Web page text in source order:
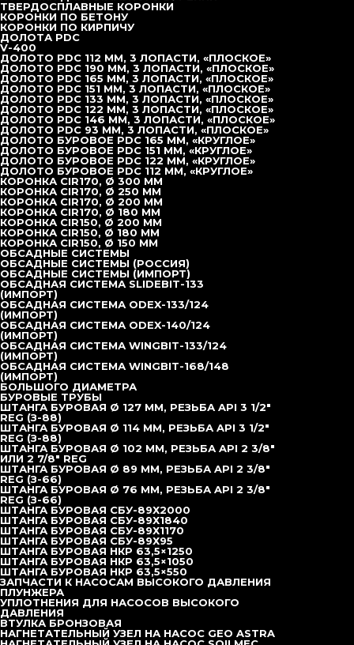
ТВЕРДОСПЛАВНЫЕ КОРОНКИ
КОРОНКИ ПО БЕТОНУ
КОРОНКИ ПО КИРПИЧУ
ДОЛОТА PDC
V-400
ДОЛОТО PDC 112 ММ, 3 ЛОПАСТИ, «ПЛОСКОЕ»
ДОЛОТО PDC 190 ММ, 3 ЛОПАСТИ, «ПЛОСКОЕ»
ДОЛОТО PDC 165 ММ, 3 ЛОПАСТИ, «ПЛОСКОЕ»
ДОЛОТО PDC 151 ММ, 3 ЛОПАСТИ, «ПЛОСКОЕ»
ДОЛОТО PDC 133 ММ, 3 ЛОПАСТИ, «ПЛОСКОЕ»
ДОЛОТО PDC 122 ММ, 3 ЛОПАСТИ, «ПЛОСКОЕ»
ДОЛОТО PDC 146 ММ, 3 ЛОПАСТИ, «ПЛОСКОЕ»
ДОЛОТО PDC 93 ММ, 3 ЛОПАСТИ, «ПЛОСКОЕ»
ДОЛОТО БУРОВОЕ PDC 165 ММ, «КРУГЛОЕ»
ДОЛОТО БУРОВОЕ PDC 151 ММ, «КРУГЛОЕ»
ДОЛОТО БУРОВОЕ PDC 122 ММ, «КРУГЛОЕ»
ДОЛОТО БУРОВОЕ PDC 112 ММ, «КРУГЛОЕ»
КОРОНКА CIR170, Ø 300 ММ
КОРОНКА CIR170, Ø 250 ММ
КОРОНКА CIR170, Ø 200 ММ
КОРОНКА CIR170, Ø 180 ММ
КОРОНКА CIR150, Ø 200 ММ
КОРОНКА CIR150, Ø 180 ММ
КОРОНКА CIR150, Ø 150 ММ
ОБСАДНЫЕ СИСТЕМЫ
ОБСАДНЫЕ СИСТЕМЫ (РОССИЯ)
ОБСАДНЫЕ СИСТЕМЫ (ИМПОРТ)
ОБСАДНАЯ СИСТЕМА SLIDEBIT-133
(ИМПОРТ)
ОБСАДНАЯ СИСТЕМА ODEX-133/124
(ИМПОРТ)
ОБСАДНАЯ СИСТЕМА ODEX-140/124
(ИМПОРТ)
ОБСАДНАЯ СИСТЕМА WINGBIT-133/124
(ИМПОРТ)
ОБСАДНАЯ СИСТЕМА WINGBIT-168/148
(ИМПОРТ)
БОЛЬШОГО ДИАМЕТРА
БУРОВЫЕ ТРУБЫ
ШТАНГА БУРОВАЯ Ø 127 ММ, РЕЗЬБА API 3 1/2″
REG (З-88)
ШТАНГА БУРОВАЯ Ø 114 ММ, РЕЗЬБА API 3 1/2″
REG (З-88)
ШТАНГА БУРОВАЯ Ø 102 ММ, РЕЗЬБА API 2 3/8″
ИЛИ 2 7/8″ REG
ШТАНГА БУРОВАЯ Ø 89 ММ, РЕЗЬБА API 2 3/8″
REG (З-66)
ШТАНГА БУРОВАЯ Ø 76 ММ, РЕЗЬБА API 2 3/8″
REG (З-66)
ШТАНГА БУРОВАЯ СБУ-89Х2000
ШТАНГА БУРОВАЯ СБУ-89Х1840
ШТАНГА БУРОВАЯ СБУ-89Х1170
ШТАНГА БУРОВАЯ СБУ-89Х95
ШТАНГА БУРОВАЯ НКР 63,5×1250
ШТАНГА БУРОВАЯ НКР 63,5×1050
ШТАНГА БУРОВАЯ НКР 63,5×550
ЗАПЧАСТИ К НАСОСАМ ВЫСОКОГО ДАВЛЕНИЯ
ПЛУНЖЕРА
УПЛОТНЕНИЯ ДЛЯ НАСОСОВ ВЫСОКОГО
ДАВЛЕНИЯ
ВТУЛКА БРОНЗОВАЯ
НАГНЕТАТЕЛЬНЫЙ УЗЕЛ НА НАСОС GEO ASTRA
Пневмоударник П-160-5,5 Ш (шлиц) МХ
Пневмоударники высокого давления
Пневмоударник ACE120 (Корея)
Пневмоударник TH10
Пневмоударник TH12
Пневмоударник TH14
Пневмоударник TH18
Пневмоударник DHD 3.5
Пневмоударник DHD 340
Пневмоударник DHD 350
Пневмоударник DHD 360 / QL-60
Пневмоударник DHD 380 / QL-80
Кластерные пневмоударники
Кластерный пневмоударник CD-1000 с корзиной для
сбора шлама
Кластерный пневмоударник CD-1350 с корзиной для
сбора шлама
Пневмоударники среднего давления
Пневмоударник CIR-90
Пневмоударник CIR-110
Пневмоударник CIR-130
Пневмоударник CIR-150
Пневмоударник CIR-170
Пневмоударник CIR-200
Пневмоударник CIR-50
Пневмоударник CIR-65
Пневмоударник CIR-76
Пневмоударник CIR90 Medium
Пневмоударник CIR110 Medium
Долота PDC
Кластерный пневмоударник CD-1000 с корзиной для
сбора шлама
Кластерный пневмоударник CD-1350 с корзиной для
сбора шлама
Коронка DHD110, Ø 300 мм
Коронка DHD110, Ø 381 мм
Коронка DHD110, Ø 400 мм
Коронка DHD112, Ø 350 мм
Коронка DHD112, Ø 400 мм
Коронка DHD112, Ø 450 мм
Коронка DHD112, Ø 500 мм
Коронка TH14, Ø 550 мм
Коронка TH14, Ø 600 мм
Коронка TH14, Ø 650 мм
Коронка DHD340 (COP44), Ø 110 мм
Коронка DHD340 (COP44), Ø 115
Коронка DHD340 (COP44), Ø 130 мм
Коронка DHD350 (COP54), Ø 140 мм
Коронка DHD350 (COP54), Ø 152 мм
Коронка DHD360 (COP64), Ø 165 мм
Коронка DHD360 (COP64), Ø 172 мм
Коронка DHD360 (COP64), Ø 178 мм
Обсадные системы
Обсадные системы (Россия)
Обсадные системы (Импорт)
Обсадная система WingBit-168/148 (Импорт)
Обсадная система WingBit-133/124 (Импорт)
Обсадная система ODEX-140/124 (Импорт)
Обсадная система ODEX-133/124 (Импорт)
Обсадная система SlideBit-133 (Импорт)
Большого диаметра
Буровые трубы
Штанга буровая НКР 63,5×550